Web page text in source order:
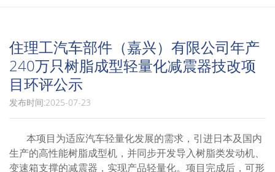
住理工汽车部件（嘉兴）有限公司年产
240万只树脂成型轻量化减震器技改项
目环评公示
发布时间:2025-07-23
本项目为适应汽车轻量化发展的需求，引进日本及国内
生产的高性能树脂成型机，并同步开发导入树脂类发动机、
变速箱支撑的减震器，实现产品轻量化。项目完成后，可形